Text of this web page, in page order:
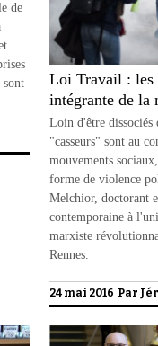
de
sont
Loi Travail : les
intégrante de la
Loin d'être dissociés
"casseurs" sont au
mouvements
forme de violence
Melchior, doctorant
contemporaine à
marxiste
Rennes.
24 mai 2016 Par